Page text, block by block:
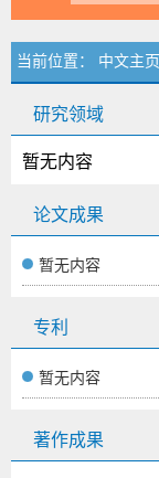
当前位置： 中文主页
研究领域
暂无内容
论文成果
暂无内容
专利
暂无内容
著作成果